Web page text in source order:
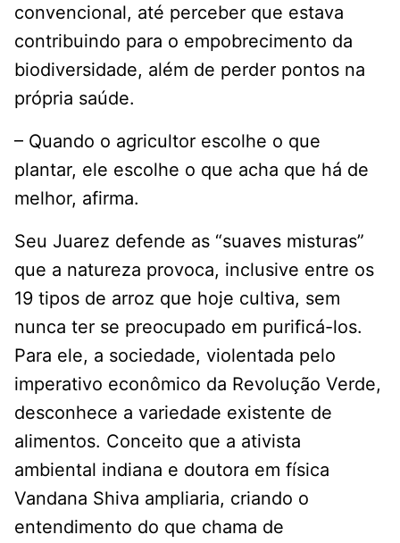
convencional, até perceber que estava
contribuindo para o empobrecimento da
biodiversidade, além de perder pontos na
própria saúde.
– Quando o agricultor escolhe o que
plantar, ele escolhe o que acha que há de
melhor, afirma.
Seu Juarez defende as “suaves misturas”
que a natureza provoca, inclusive entre os
19 tipos de arroz que hoje cultiva, sem
nunca ter se preocupado em purificá-los.
Para ele, a sociedade, violentada pelo
imperativo econômico da Revolução Verde,
desconhece a variedade existente de
alimentos. Conceito que a ativista
ambiental indiana e doutora em física
Vandana Shiva ampliaria, criando o
entendimento do que chama de